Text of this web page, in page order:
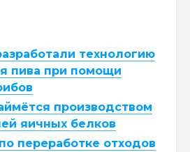
технологию
пива при помощи
производством
яичных белков
переработке отходов